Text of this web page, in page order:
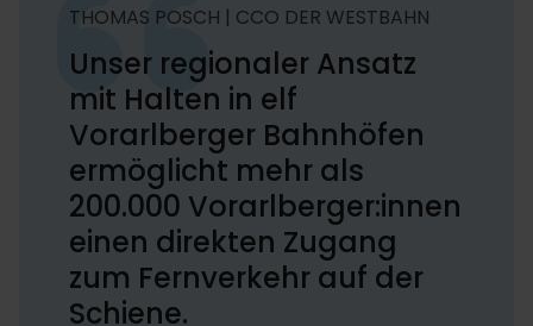
THOMAS POSCH | CCO DER WESTBAHN
Unser regionaler Ansatz
mit Halten in elf
Vorarlberger Bahnhöfen
ermöglicht mehr als
200.000 Vorarlberger:innen
einen direkten Zugang
zum Fernverkehr auf der
Schiene.